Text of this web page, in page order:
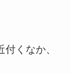
くなか、